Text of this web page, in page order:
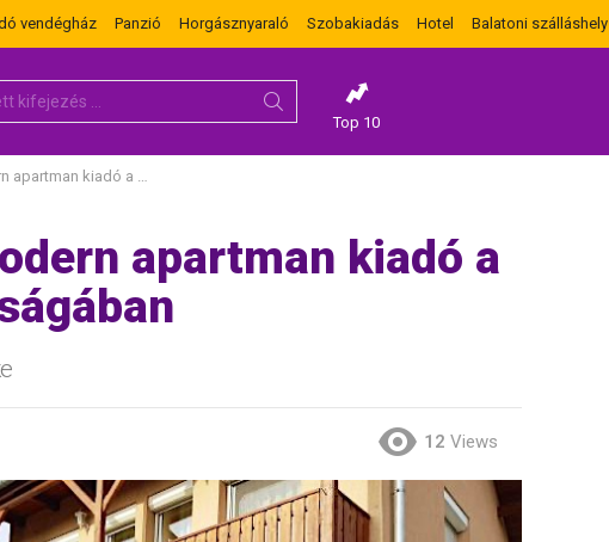
vendégház Panzió Horgásznyaraló Szobakiadás Hotel Balatoni szálláshely
Top 10
a fürdő szomszédságában
apartman kiadó a
12 Views